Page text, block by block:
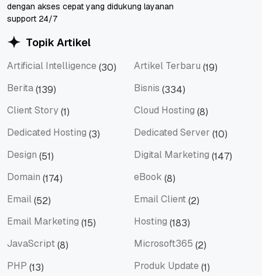
dengan akses cepat yang didukung layanan
support 24/7
Topik Artikel
Artificial Intelligence (30) Artikel Terbaru (19)
Berita(139) Bisnis (334)
Client Story(1) Cloud Hosting (8)
Dedicated Hosting (3) Dedicated Server (10)
Design (51) Digital Marketing (147)
Domain (174) eBook (8)
Email(52) Email Client(2)
Email Marketing (15) Hosting (183)
JavaScript(8) Microsoft365 (2)
PHP (13) Produk Update (1)